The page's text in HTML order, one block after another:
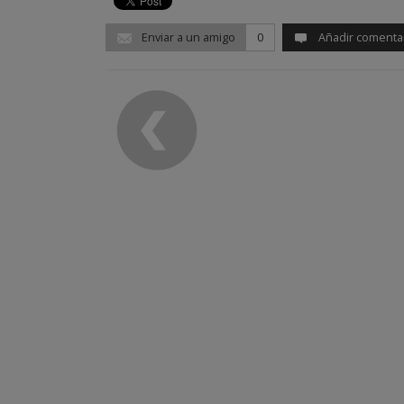
Enviar a un amigo 0 Añadir